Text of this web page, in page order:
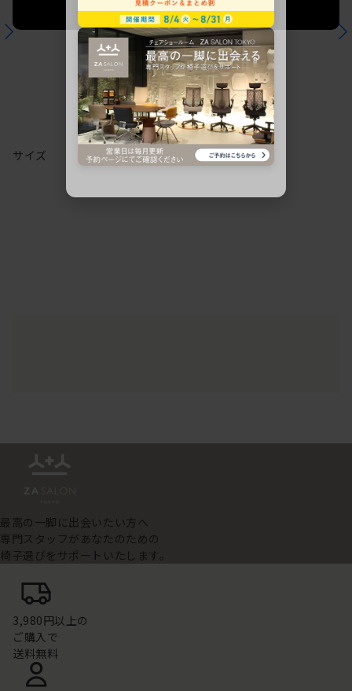
法人限定 お見積り
ご希望に応じて承ります。
サイズ
最高の一脚に出会いたい方へ
専門スタッフがあなたのための
椅子選びをサポートいたします。
3,980円以上の
ご購入で
送料無料